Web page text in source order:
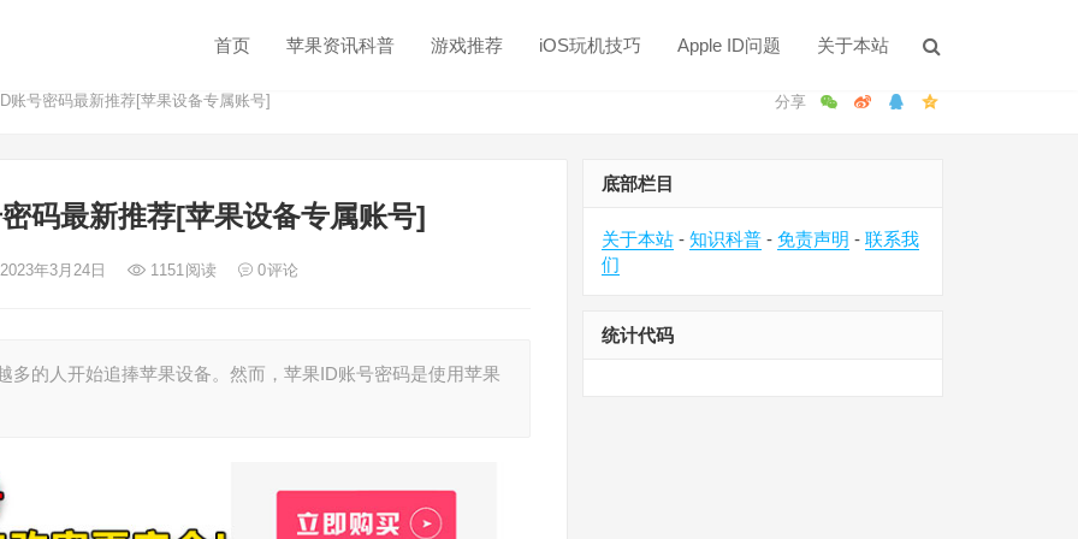
首页 苹果资讯科普 游戏推荐 iOS玩机技巧 Apple ID问题 关于本站
账号密码最新推荐[苹果设备专属账号]
码最新推荐[苹果设备专属账号]
年3月24日 1151阅读 0评论
多的人开始追捧苹果设备。然而，苹果ID账号密码是使用苹果
底部栏目
关于本站 - 知识科普 - 免责声明 - 联系我
们
统计代码